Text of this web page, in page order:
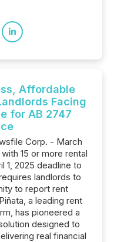
Affordable
Facing
for AB 2747
Corp. - March
15 or more rental
1, 2025 deadline to
landlords to
to report rent
a leading rent
has pioneered a
designed to
real financial